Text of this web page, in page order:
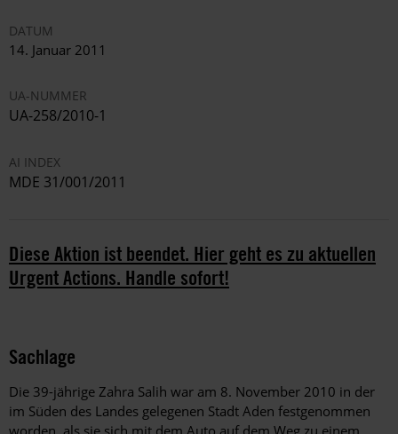
DATUM
14. Januar 2011
UA-NUMMER
UA-258/2010-1
AI INDEX
MDE 31/001/2011
Diese Aktion ist beendet. Hier geht es zu aktuellen
Urgent Actions. Handle sofort!
Sachlage
Die 39-jährige Zahra Salih war am 8. November 2010 in der
im Süden des Landes gelegenen Stadt Aden festgenommen